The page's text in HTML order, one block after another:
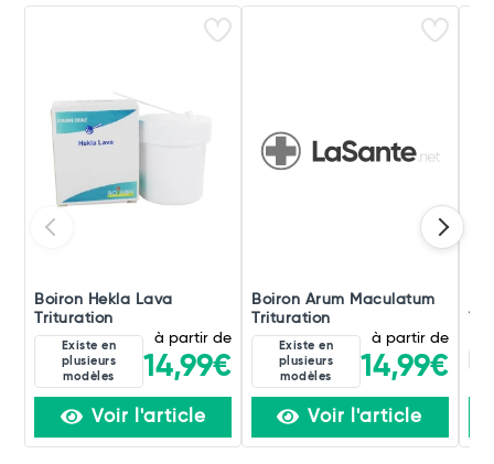
Boiron Hekla Lava
Trituration
Existe en
plusieurs
modèles
à partir de
14,99€
Voir l'article
Boiron Arum Maculatum
Trituration
Existe en
plusieurs
modèles
à partir de
14,99€
Voir l'article